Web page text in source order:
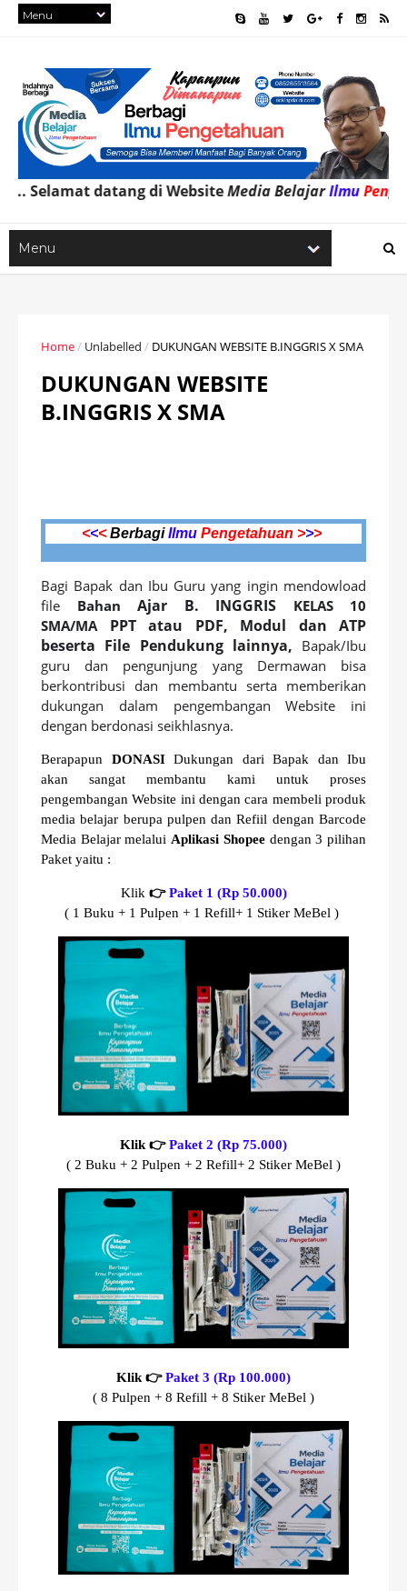
datang di WebsiteMedia BelajarIlmuPengetahuan
Home/ Unlabelled / DUKUNGAN WEBSITE B.INGGRIS X SMA
DUKUNGAN WEBSITE
B.INGGRIS X SMA
<<< BerbagiIlmu Pengetahuan >>>
Bagi Bapak dan Ibu Guru yang ingin mendowload
file Bahan Ajar B. INGGRIS
KELAS 10
SMA/MAPPT atau PDF, Modul dan ATP
beserta File Pendukung lainnya, Bapak/Ibu
guru dan pengunjung yang Dermawan bisa
berkontribusi dan membantu serta memberikan
dukungan dalam pengembangan Website ini
dengan berdonasi seikhlasnya.
Berapapun DONASIDukungan dari Bapak dan Ibu
akan sangat membantu kami untuk proses
pengembangan Website ini dengan cara membeli produk
media belajar berupa pulpen dan Refiil dengan Barcode
Media Belajar melalui Aplikasi Shopeedengan 3 pilihan
Paket yaitu :
Klik 👉Paket 1 (Rp 50.000)
( 1 Buku + 1 Pulpen + 1 Refill+ 1 Stiker MeBel )
Klik 👉Paket 2 (Rp 75.000)
( 2 Buku + 2 Pulpen + 2 Refill+ 2 Stiker MeBel )
Klik 👉Paket 3 (Rp 100.000)
( 8 Pulpen + 8 Refill + 8 Stiker MeBel )